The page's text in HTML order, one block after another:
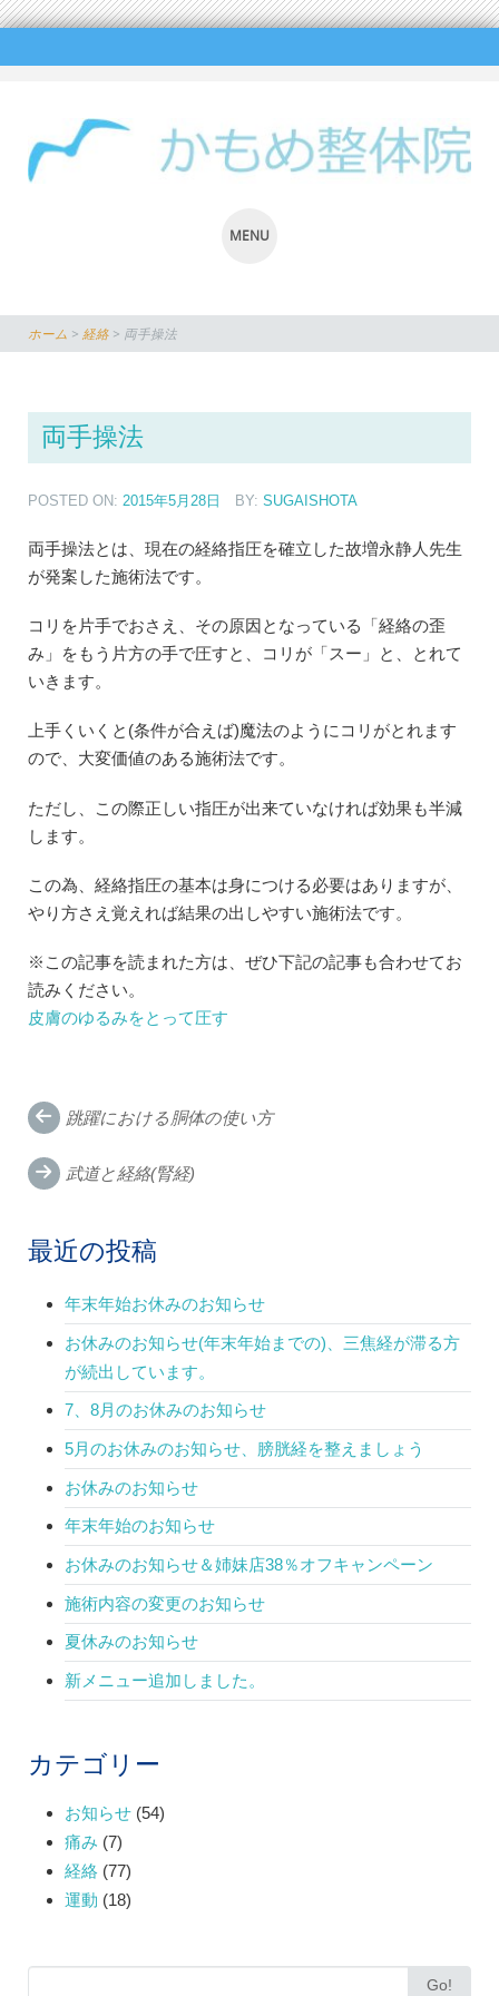
MENU
TO
CONTENT
ホーム > 経絡 > 両手操法
両手操法
POSTED ON: 2015年5月28日 BY:SUGAISHOTA
両手操法とは、現在の経絡指圧を確立した故増永静人先生
が発案した施術法です。
コリを片手でおさえ、その原因となっている「経絡の歪
み」をもう片方の手で圧すと、コリが「スー」と、とれて
いきます。
上手くいくと(条件が合えば)魔法のようにコリがとれます
ので、大変価値のある施術法です。
ただし、この際正しい指圧が出来ていなければ効果も半減
します。
この為、経絡指圧の基本は身につける必要はありますが、
やり方さえ覚えれば結果の出しやすい施術法です。
※この記事を読まれた方は、ぜひ下記の記事も合わせてお
読みください。
皮膚のゆるみをとって圧す
Post
navigation
跳躍における胴体の使い方
武道と経絡(腎経)
最近の投稿
年末年始お休みのお知らせ
お休みのお知らせ(年末年始までの)、三焦経が滞る方
が続出しています。
7、8月のお休みのお知らせ
5月のお休みのお知らせ、膀胱経を整えましょう
お休みのお知らせ
年末年始のお知らせ
お休みのお知らせ＆姉妹店38％オフキャンペーン
施術内容の変更のお知らせ
夏休みのお知らせ
新メニュー追加しました。
カテゴリー
お知らせ(54)
痛み (7)
経絡(77)
運動 (18)
Go!